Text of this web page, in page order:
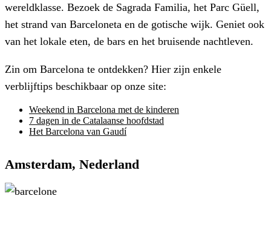
wereldklasse. Bezoek de Sagrada Familia, het Parc Güell,
het strand van Barceloneta en de gotische wijk. Geniet ook
van het lokale eten, de bars en het bruisende nachtleven.
Zin om Barcelona te ontdekken? Hier zijn enkele
verblijftips beschikbaar op onze site:
Weekend in Barcelona met de kinderen
7 dagen in de Catalaanse hoofdstad
Het Barcelona van Gaudí
Amsterdam, Nederland